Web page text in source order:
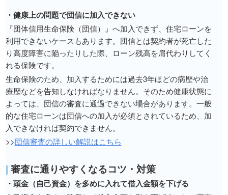
・健康上の問題で団信に加入できない
『団体信用生命保険（団信）』へ加入できず、住宅ローンを
利用できないケースもあります。団信とは契約者が死亡した
り高度障害に陥ったりした際、ローン残高を肩代わりしてく
れる保険です。
生命保険のため、加入するためには過去3年ほどの病歴や治
療歴などを告知しなければなりません。そのため健康状態に
よっては、団信の審査に通過できない場合があります。一般
的な住宅ローンは団信への加入が必須とされているため、加
入できなければ契約できません。
>>団信審査の詳しい解説はこちら
| 審査に通りやすくなるコツ・対策
・頭金（自己資金）を多めに入れて借入金額を下げる